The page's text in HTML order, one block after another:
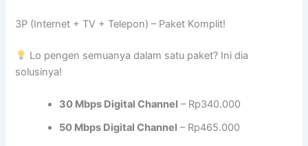
3P (Internet + TV + Telepon) – Paket Komplit!
Lo pengen semuanya dalam satu paket? Ini dia
solusinya!
30 Mbps Digital Channel – Rp340.000
50 Mbps Digital Channel – Rp465.000